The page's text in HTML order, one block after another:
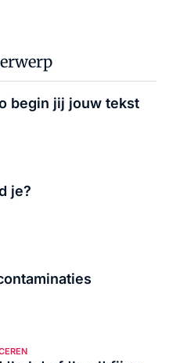
begin jij jouw tekst
je?